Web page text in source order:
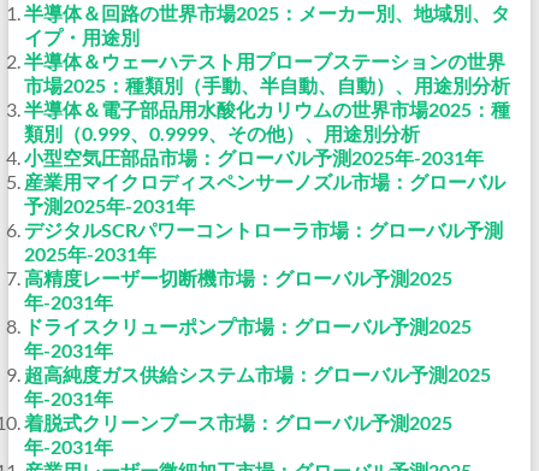
半導体＆回路の世界市場2025：メーカー別、地域別、タ
イプ・用途別
半導体＆ウェーハテスト用プローブステーションの世界
市場2025：種類別（手動、半自動、自動）、用途別分析
半導体＆電子部品用水酸化カリウムの世界市場2025：種
類別（0.999、0.9999、その他）、用途別分析
小型空気圧部品市場：グローバル予測2025年-2031年
産業用マイクロディスペンサーノズル市場：グローバル
予測2025年-2031年
デジタルSCRパワーコントローラ市場：グローバル予測
2025年-2031年
高精度レーザー切断機市場：グローバル予測2025
年-2031年
ドライスクリューポンプ市場：グローバル予測2025
年-2031年
超高純度ガス供給システム市場：グローバル予測2025
年-2031年
着脱式クリーンブース市場：グローバル予測2025
年-2031年